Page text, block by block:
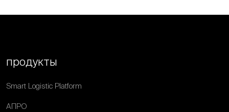
продукты
Smart Logistic Platform
АПРО